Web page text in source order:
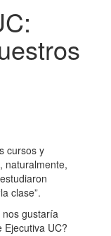
cursos y
naturalmente,
clase”.
nos gustaría
UC?